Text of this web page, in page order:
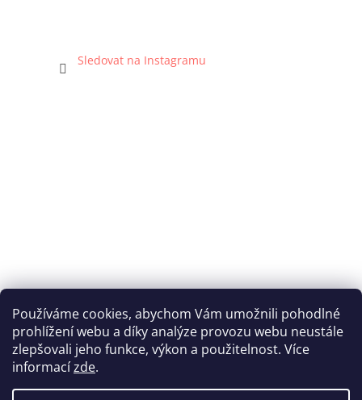
Používáme cookies, abychom Vám umožnili pohodlné
prohlížení webu a díky analýze provozu webu neustále
zlepšovali jeho funkce, výkon a použitelnost. Více
informacízde.
Sledovat na Instagramu
Katka Hromasová Foto